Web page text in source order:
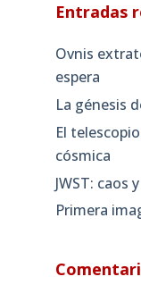
Entradas
Ovnis
espera
La génesis
El
cósmica
JWST: caos
Primera